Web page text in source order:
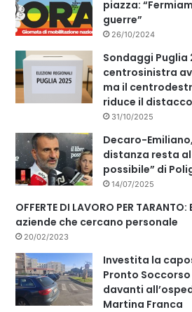
piazza:
guerre”
26/10/2024
Sondaggi Puglia
centrosinistra
ma il
riduce il distacco
31/10/2025
Decaro-
distanza resta al
possibile” di
14/07/2025
OFFERTE DI LAVORO PER
aziende che cercano personale
20/02/2023
Investita la
Pronto Soccorso
davanti
Martina Franca